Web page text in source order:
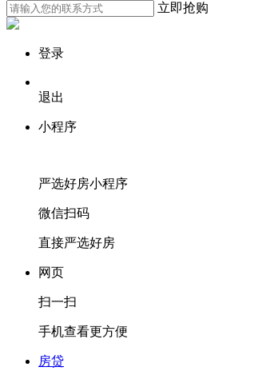
立即抢购
登录
退出
小程序
严选好房小程序
微信扫码
直接严选好房
网页
扫一扫
手机查看更方便
房贷